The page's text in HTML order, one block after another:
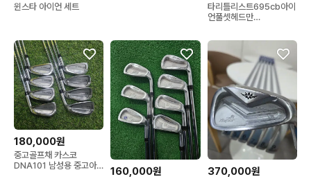
윈스타 아이언 세트
타리틀리스트695cb아이
언풀셋헤드만
180,000원
중고골프채 카스코
DNA101 남성용 중고아
160,000원 370,000원